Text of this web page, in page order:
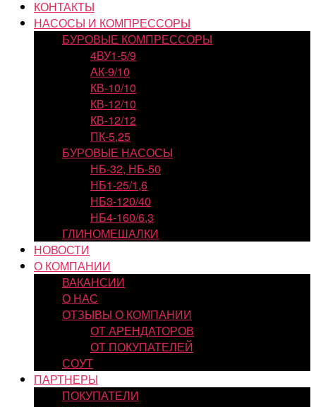
КОНТАКТЫ
НАСОСЫ И КОМПРЕССОРЫ
БУРОВЫЕ КОМПРЕССОРЫ
4ВУ1-5/9
АК-9/10
КВ-10/10
КВ-12/10
КВ-12/12
ПК-5,25
БУРОВЫЕ НАСОСЫ
НБ-32, НБ-50
НБ1-25/1,6
НБ3-120/40
НБ4-160/6,3
ГЛИНОМЕШАЛКИ
НОВОСТИ
О КОМПАНИИ
ВАКАНСИИ
О НАС
ОТЗЫВЫ О КОМПАНИИ
ОТ АРЕНДАТОРОВ
ОТ ПОКУПАТЕЛЕЙ
СОУТ
ПАРТНЕРЫ
ПОКУПАТЕЛИ